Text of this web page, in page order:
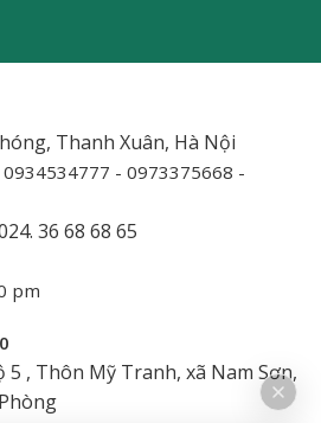
Thanh Xuân, Hà Nội
- 0973375668 -
36 68 68 65
pm
5 , Thôn Mỹ Tranh, xã Nam Sơn,